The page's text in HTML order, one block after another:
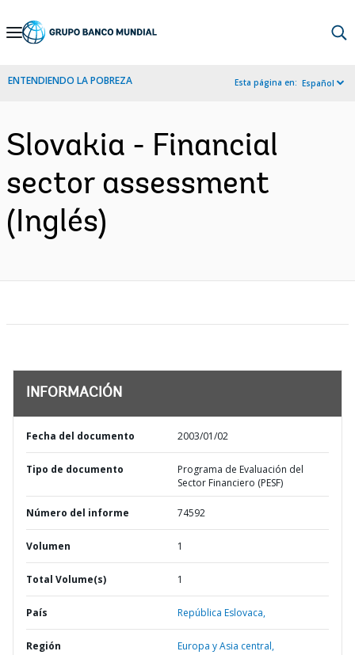
Skip
Navigation
ENTENDIENDO LA POBREZA Esta página en: Español
Slovakia - Financial
sector assessment
(Inglés)
INFORMACIÓN
Fecha del documento 2003/01/02
Tipo de documento
Programa de Evaluación del
Sector Financiero (PESF)
Número del informe 74592
Volumen 1
Total Volume(s) 1
País República Eslovaca,
Región Europa y Asia central,